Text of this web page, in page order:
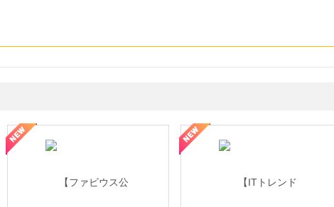
ハミングウォーター【販売代理店】